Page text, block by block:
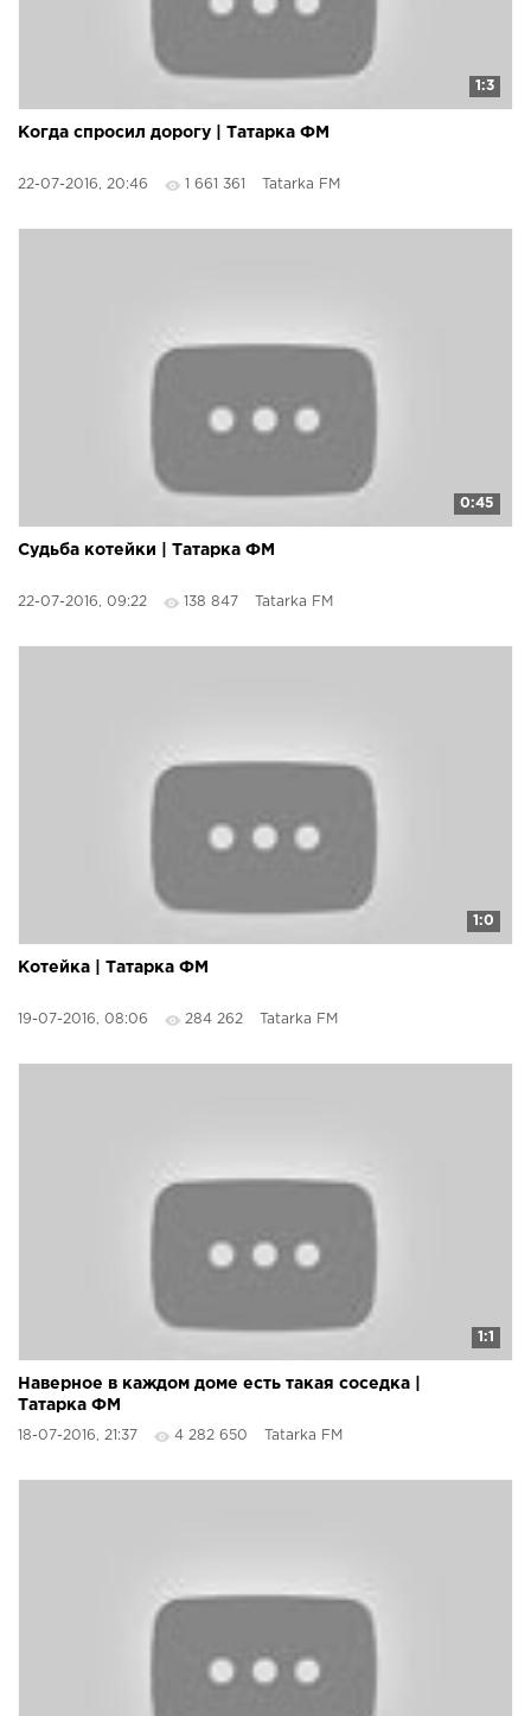
1:3
Когда спросил дорогу | Татарка ФМ
22-07-2016, 20:46 1 661 361 Tatarka FM
0:45
Судьба котейки | Татарка ФМ
22-07-2016, 09:22 138 847 Tatarka FM
1:0
Котейка | Татарка ФМ
19-07-2016, 08:06 284 262 Tatarka FM
1:1
Наверное в каждом доме есть такая соседка |
Татарка ФМ
18-07-2016, 21:37 4 282 650 Tatarka FM